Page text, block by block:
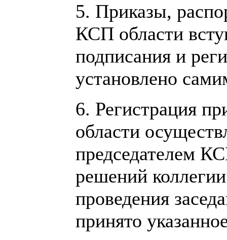
5. Приказы,
КСП области
подписания и
установлено
6. Регистрация
области
председателем
решений
проведения
принято